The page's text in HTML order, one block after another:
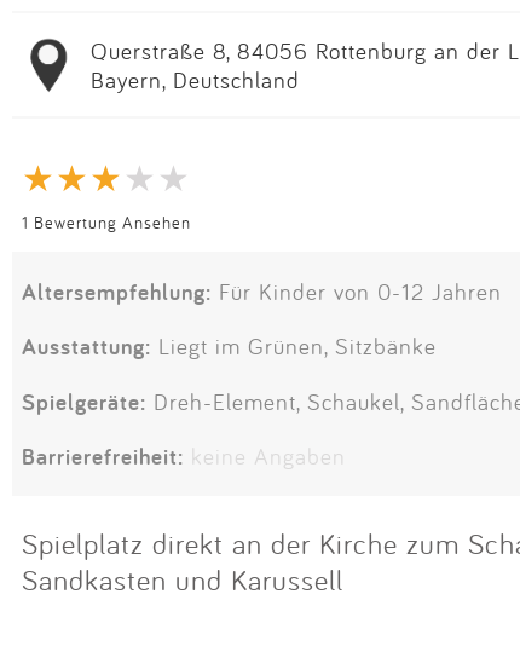
Querstraße 8, 84056 Rottenburg an der
Bayern, Deutschland
1 Bewertung Ansehen
Altersempfehlung: Für Kinder von 0-12 Jahren
Ausstattung: Liegt im Grünen, Sitzbänke
Spielgeräte: Dreh-Element, Schaukel,
Barrierefreiheit: keine Angaben
Spielplatz direkt an der Kirche zum
Sandkasten und Karussell